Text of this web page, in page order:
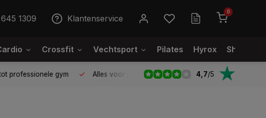
1309 Klantenservice
0
Crossfit Vechtsport Pilates Hyrox
professionele gym Alles voor jouw gym op één plek Voor 95%
4,7/5